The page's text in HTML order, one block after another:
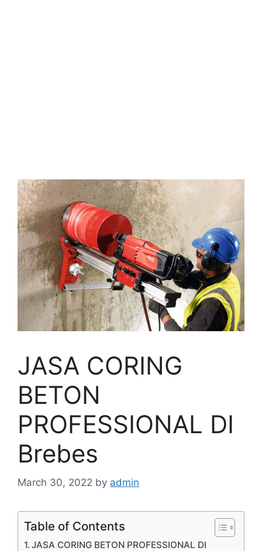
JASA CORING
BETON
PROFESSIONAL DI
Brebes
March 30, 2022 by admin
Table of Contents
JASA CORING BETON PROFESSIONAL DI